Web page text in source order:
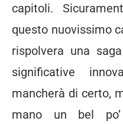
capitoli.
questo nuovissimo
rispolvera una
significative
mancherà di certo,
mano un bel